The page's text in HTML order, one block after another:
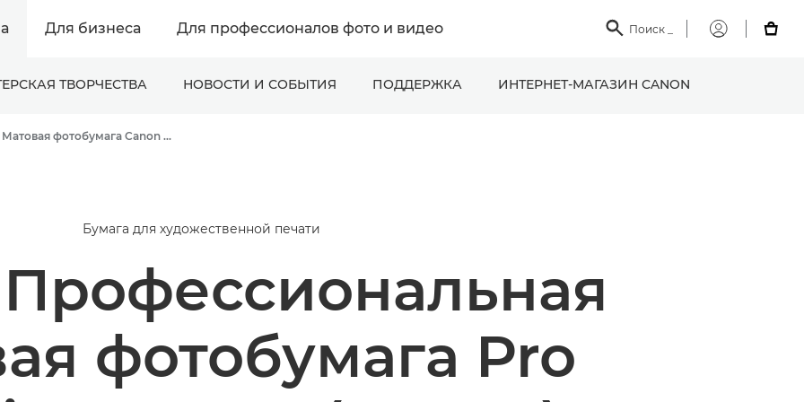
Для бизнеса Для профессионалов фото и видео  Поиск
Мой

ТВОРЧЕСТВА НОВОСТИ И СОБЫТИЯ ПОДДЕРЖКА ИНТЕРНЕТ-МАГАЗИН CANON
Матовая фотобумага Canon Pro Premium PM-101 — A4, A3, A3+, A2
Бумага для художественной печати
фотобумага Pro